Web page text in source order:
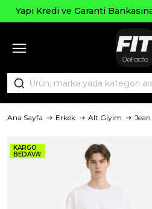
Yapı Kredi ve Garanti
Ana Sayfa Erkek Alt Giyim Jean
KARGO
BEDAVA!